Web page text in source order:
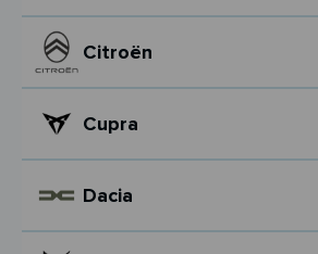
Citroën
Cupra
Dacia